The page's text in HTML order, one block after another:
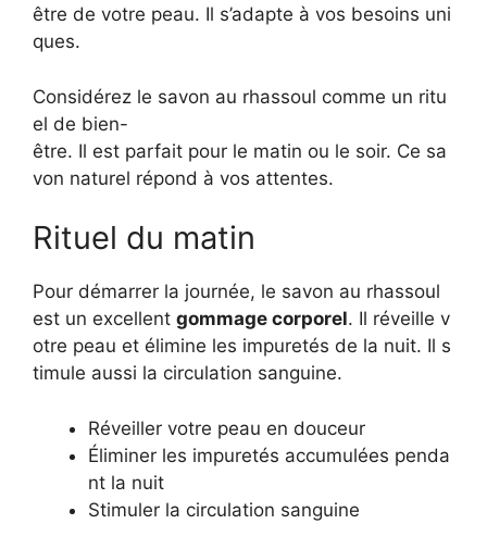
être de votre peau. Il s’adapte à vos besoins uni
ques.
Considérez le savon au rhassoul comme un ritu
el de bien-
être. Il est parfait pour le matin ou le soir. Ce sa
von naturel répond à vos attentes.
Rituel du matin
Pour démarrer la journée, le savon au rhassoul
est un excellent gommage corporel. Il réveille v
otre peau et élimine les impuretés de la nuit. Il s
timule aussi la circulation sanguine.
Réveiller votre peau en douceur
Éliminer les impuretés accumulées penda
nt la nuit
Stimuler la circulation sanguine